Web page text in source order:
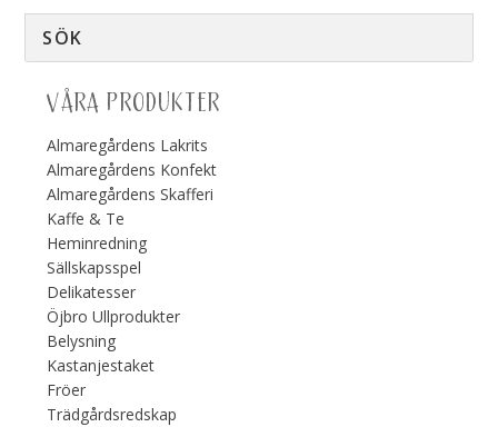
VÅRA PRODUKTER
Almaregårdens Lakrits
Almaregårdens Konfekt
Almaregårdens Skafferi
Kaffe & Te
Heminredning
Sällskapsspel
Delikatesser
Öjbro Ullprodukter
Belysning
Kastanjestaket
Fröer
Trädgårdsredskap